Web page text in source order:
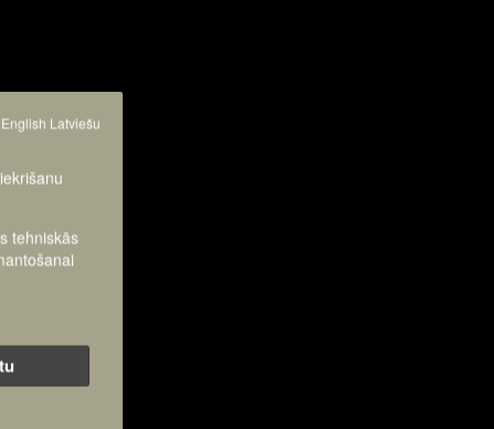
English Latviešu
tehniskās